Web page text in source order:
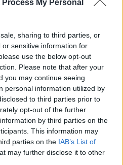
Process My Personal
sharing to third parties, or
sensitive information for
use the below opt-out
Please note that after your
you may continue seeing
personal information utilized by
to third parties prior to
opt-out of the further
by third parties on the
This information may
parties on the IAB’s List of
may further disclose it to other
Video
Player
is
loading.
or because the format
mostani hétvégén
futamon is feltűnik
a legfőbb feladatát